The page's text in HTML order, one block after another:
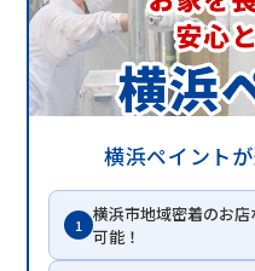
横浜ペイント
1 横浜市地域密着のお
可能！